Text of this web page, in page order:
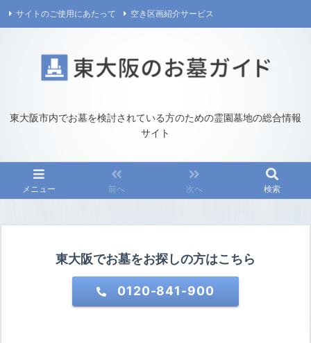
東大阪市内でお墓を検討されている方のための霊園墓地の総合情報
サイト
メニュー 前へ 次へ 検索
サイトのご使用にあたって 空き区画紹介サービス
東大阪でお墓をお探しの方はこちら
0120-841-900